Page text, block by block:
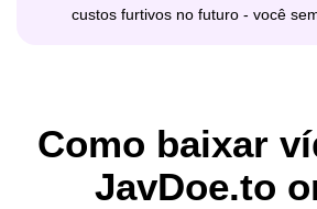
custos furtivos no futuro - você
Como baixar
JavDoe.to